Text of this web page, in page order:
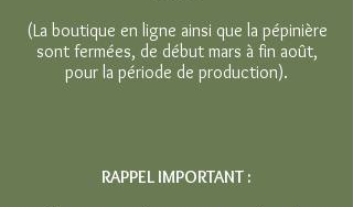
(La boutique en ligne ainsi que la pépinière
sont fermées, de début mars à fin août,
pour la période de production).
RAPPEL IMPORTANT :